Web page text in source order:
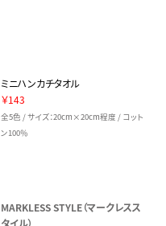
ミニハンカチタオル
￥143
全5色 / サイズ：20cm×20cm程度 / コット
ン100％
MARKLESS STYLE（マークレスス
タイル）